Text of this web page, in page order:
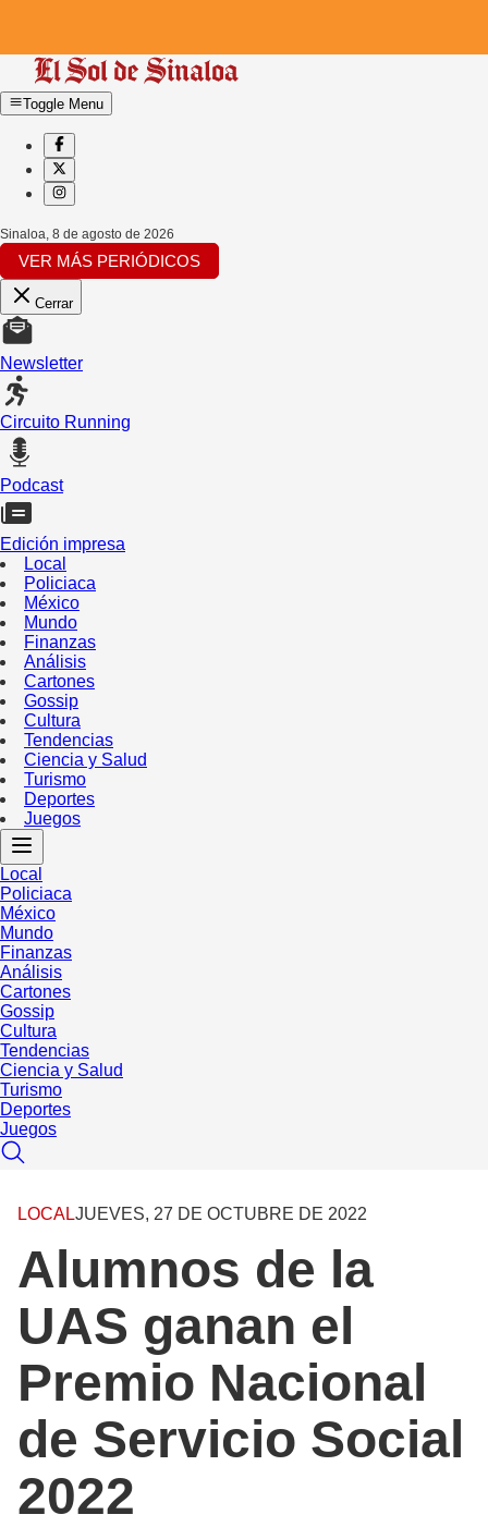
Toggle Menu
Sinaloa, 8 de agosto de 2026
VER MÁS PERIÓDICOS
Cerrar
Newsletter
Circuito Running
Podcast
Edición impresa
Local
Policiaca
México
Mundo
Finanzas
Análisis
Cartones
Gossip
Cultura
Tendencias
Ciencia y Salud
Turismo
Deportes
Juegos
Local
Policiaca
México
Mundo
Finanzas
Análisis
Cartones
Gossip
Cultura
Tendencias
Ciencia y Salud
Turismo
Deportes
Juegos
LOCALJUEVES, 27 DE OCTUBRE DE 2022
Alumnos de la
UAS ganan el
Premio Nacional
de Servicio Social
2022